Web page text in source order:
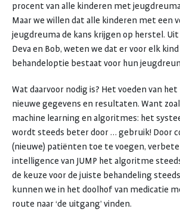
procent van alle kinderen met
Maar we willen dat alle kinderen met een
jeugdreuma de kans krijgen op herstel. Uit
Deva en Bob, weten we dat er voor elk
behandeloptie bestaat voor hun
Wat daarvoor nodig is? Het voeden van
nieuwe gegevens en resultaten. Want
machine learning en algoritmes: het
wordt steeds beter door … gebruik! Door
(nieuwe) patiënten toe te voegen,
intelligence van JUMP het algoritme
de keuze voor de juiste behandeling
kunnen we in het doolhof van medicatie
route naar ‘de uitgang’ vinden.